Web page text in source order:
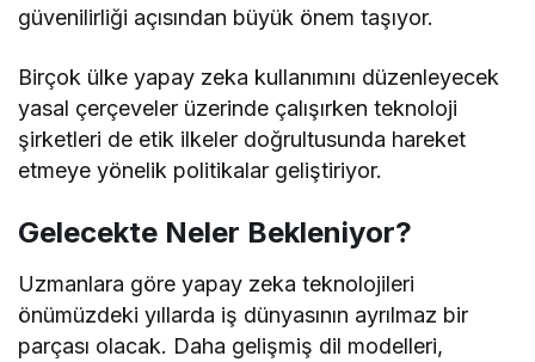
güvenilirliği açısından büyük önem taşıyor.
Birçok ülke yapay zeka kullanımını düzenleyecek
yasal çerçeveler üzerinde çalışırken teknoloji
şirketleri de etik ilkeler doğrultusunda hareket
etmeye yönelik politikalar geliştiriyor.
Gelecekte Neler Bekleniyor?
Uzmanlara göre yapay zeka teknolojileri
önümüzdeki yıllarda iş dünyasının ayrılmaz bir
parçası olacak. Daha gelişmiş dil modelleri,